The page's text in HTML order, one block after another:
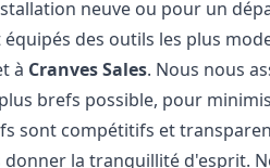
neuve ou pour un
des outils les plus
à Cranves Sales. Nous nous
brefs possible, pour
sont compétitifs et
la tranquillité d'esprit.